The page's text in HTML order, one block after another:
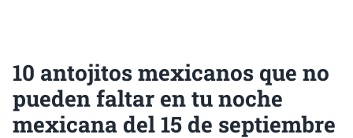
10 antojitos mexicanos que no
pueden faltar en tu noche
mexicana del 15 de septiembre